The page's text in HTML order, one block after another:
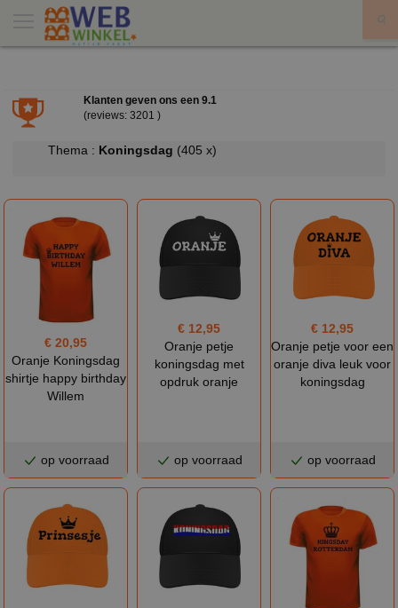
Klanten geven ons een 9.1
(reviews: 3201 )
Thema : Koningsdag (405 x)
€ 20,95
Oranje Koningsdag
shirtje happy birthday
Willem
op voorraad
€ 12,95
Oranje petje
koningsdag met
opdruk oranje
op voorraad
€ 12,95
Oranje petje voor een
oranje diva leuk voor
koningsdag
op voorraad